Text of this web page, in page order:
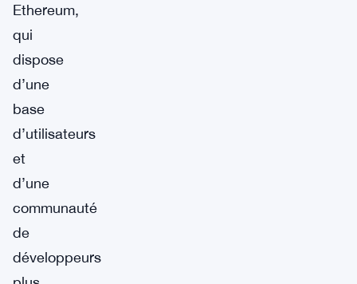
Ethereum,
qui
dispose
d’une
base
d’utilisateurs
et
d’une
communauté
de
développeurs